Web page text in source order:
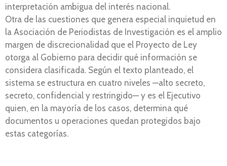
interpretación ambigua del interés nacional.
Otra de las cuestiones que genera especial inquietud en
la Asociación de Periodistas de Investigación es el amplio
margen de discrecionalidad que el Proyecto de Ley
otorga al Gobierno para decidir qué información se
considera clasificada. Según el texto planteado, el
sistema se estructura en cuatro niveles —alto secreto,
secreto, confidencial y restringido— y es el Ejecutivo
quien, en la mayoría de los casos, determina qué
documentos u operaciones quedan protegidos bajo
estas categorías.